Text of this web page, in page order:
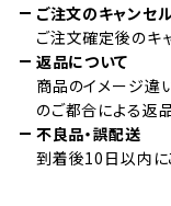
ご注文のキャンセ
ご注文確定後のキ
返品について
商品のイメージ違
のご都合による返
不良品・誤配送
到着後10日以内に